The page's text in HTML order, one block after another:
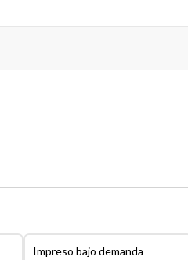
Impreso bajo demanda